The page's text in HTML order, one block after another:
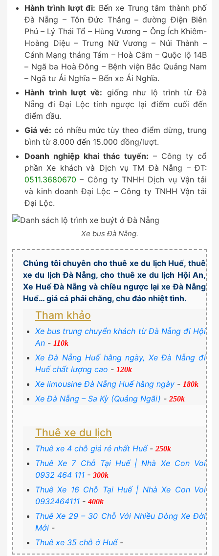
Hành trình lượt đi: Bến xe Trung tâm thành phố
Đà Nẵng – Tôn Đức Thắng – đường Điện Biên
Phủ – Lý Thái Tổ – Hùng Vương – Ông Ích Khiêm-
Hoàng Diệu – Trưng Nữ Vương – Núi Thành –
Cánh Mạng tháng Tám – Hoà Câm – Quộc lộ 14B
– Ngã ba Hoà Đông – Bệnh viện Bắc Quảng Nam
– Ngã tư Ái Nghĩa – Bến xe Ái Nghĩa.
Hành trình lượt về: giống như lộ trình từ Đà
Nẵng đi Đại Lộc tính ngược lại điểm cuối đến
điểm đầu.
Giá vé: có nhiều mức tùy theo điểm dừng, trung
bình từ 8.000 đến 15.000 đồng/lượt.
Doanh nghiệp khai thác tuyến: – Công ty cổ
phần Xe khách và Dịch vụ TM Đà Nẵng – ĐT:
0511.3680670 – Công ty TNHH Dịch vụ Vận tải
và kinh doanh Đại Lộc – Công ty TNHH Vận tải
Đại Lộc.
Xe bus Đà Nẵng.
Chúng tôi chuyên cho thuê xe du lịch Huế,thuê
xe du lịch Đà Nẵng, cho thuê xe du lịch Hội An,
Xe Huế Đà Nẵng và chiều ngược lại xe Đà Nẵng
Huế… giá cả phải chăng, chu đáo nhiệt tình.
Tham khảo
Xe bus trung chuyển khách từ Đà Nẵng đi Hội
An - 110k
Xe Đà Nẵng Huế hằng ngày, Xe Đà Nẵng đi
Huế chất lượng cao - 120k
Xe limousine Đà Nẵng Huế hằng ngày - 180k
Xe Đà Nẵng – Sa Kỳ (Quảng Ngãi) -250k
Thuê xe du lịch
Thuê xe 4 chỗ giá rẻ nhất Huế-250k
Thuê Xe 7 Chỗ Tại Huế | Nhà Xe Con Voi
0932 464 111 - 300k
Thuê Xe 16 Chỗ Tại Huế | Nhà Xe Con Voi
0932464111 -400k
Thuê Xe 29 – 30 Chỗ Với Nhiều Dòng Xe Đời
Mới -
Thuê xe 35 chỗ ở Huế-